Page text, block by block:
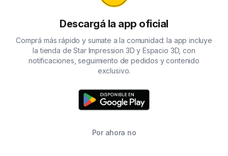
Descargá la app oficial
Comprá más rápido y sumate a la comunidad: la app incluye
la tienda de Star Impression 3D y Espacio 3D, con
notificaciones, seguimiento de pedidos y contenido
exclusivo.
Por ahora no